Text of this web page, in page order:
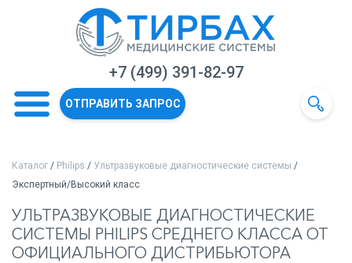
+7 (499) 391-82-97
ОТПРАВИТЬ ЗАПРОС
Каталог / Philips / Ультразвуковые диагностические системы /
Экспертный/Высокий класс
УЛЬТРАЗВУКОВЫЕ ДИАГНОСТИЧЕСКИЕ
СИСТЕМЫ PHILIPS СРЕДНЕГО КЛАССА ОТ
ОФИЦИАЛЬНОГО ДИСТРИБЬЮТОРА